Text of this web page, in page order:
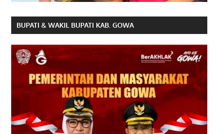
BUPATI & WAKIL BUPATI KAB. GOWA